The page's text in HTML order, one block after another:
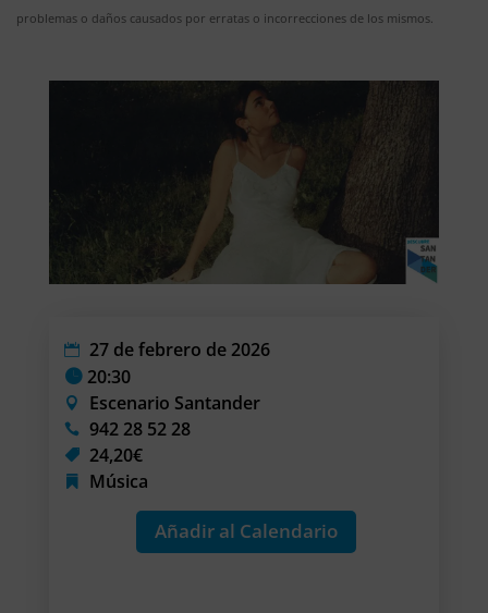
problemas o daños causados por erratas o incorrecciones de los mismos.
27 de febrero de 2026
20:30
Escenario Santander
942 28 52 28
24,20€
Música
Añadir al Calendario